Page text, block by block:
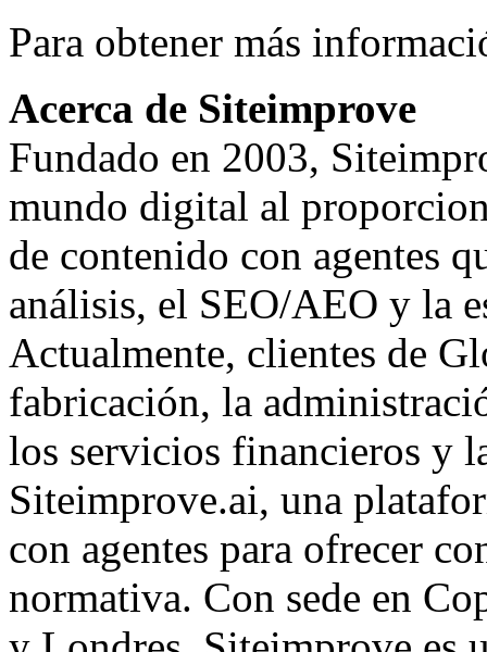
Para obtener más
Acerca de Siteimprove
Fundado en 2003,
mundo digital al
de contenido con agentes
análisis, el SEO/AEO y la
Actualmente, clientes de
fabricación, la
los servicios financieros y
Siteimprove.ai, una
con agentes para ofrecer
normativa. Con sede en